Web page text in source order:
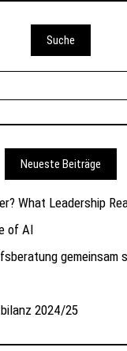
Suche
Neueste Beiträge
What Leadership
of AI
gemeinsam
2024/25